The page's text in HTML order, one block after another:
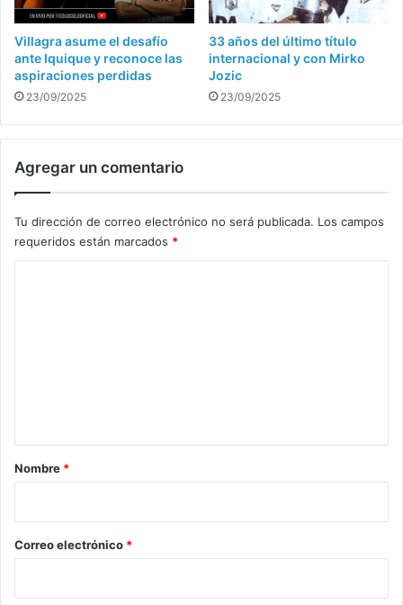
Villagra asume el desafío
ante Iquique y reconoce las
aspiraciones perdidas
23/09/2025
33 años del último título
internacional y con Mirko
Jozic
23/09/2025
Agregar un comentario
Tu dirección de correo electrónico no será publicada. Los campos
requeridos están marcados *
r
*
Nombre *
Correo electrónico *